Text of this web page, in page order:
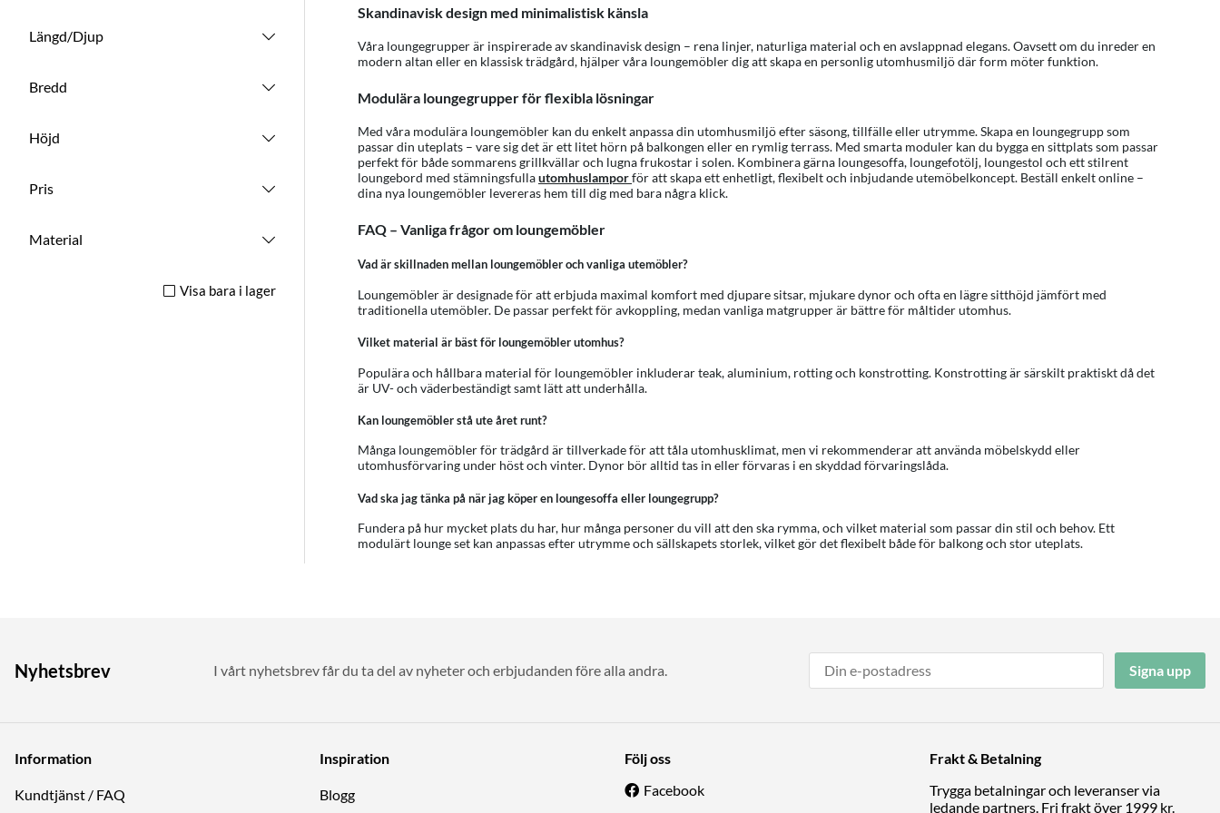
Längd/Djup
Bredd
Höjd
Pris
Material
Visa bara i lager
Skandinavisk design med minimalistisk känsla
Våra loungegrupper är inspirerade av skandinavisk design – rena linjer, naturliga material och en avslappnad elegans. Oavsett om du inreder en
modern altan eller en klassisk trädgård, hjälper våra loungemöbler dig att skapa en personlig utomhusmiljö där form möter funktion.
Modulära loungegrupper för flexibla lösningar
Med våra modulära loungemöbler kan du enkelt anpassa din utomhusmiljö efter säsong, tillfälle eller utrymme. Skapa en loungegrupp som
passar din uteplats – vare sig det är ett litet hörn på balkongen eller en rymlig terrass. Med smarta moduler kan du bygga en sittplats som passar
perfekt för både sommarens grillkvällar och lugna frukostar i solen. Kombinera gärna loungesoffa, loungefotölj, loungestol och ett stilrent
loungebord med stämningsfullautomhuslamporför att skapa ett enhetligt, flexibelt och inbjudande utemöbelkoncept. Beställ enkelt online –
dina nya loungemöbler levereras hem till dig med bara några klick.
FAQ – Vanliga frågor om loungemöbler
Vad är skillnaden mellan loungemöbler och vanliga utemöbler?
Loungemöbler är designade för att erbjuda maximal komfort med djupare sitsar, mjukare dynor och ofta en lägre sitthöjd jämfört med
traditionella utemöbler. De passar perfekt för avkoppling, medan vanliga matgrupper är bättre för måltider utomhus.
Vilket material är bäst för loungemöbler utomhus?
Populära och hållbara material för loungemöbler inkluderar teak, aluminium, rotting och konstrotting. Konstrotting är särskilt praktiskt då det
är UV- och väderbeständigt samt lätt att underhålla.
Kan loungemöbler stå ute året runt?
Många loungemöbler för trädgård är tillverkade för att tåla utomhusklimat, men vi rekommenderar att använda möbelskydd eller
utomhusförvaring under höst och vinter. Dynor bör alltid tas in eller förvaras i en skyddad förvaringslåda.
Vad ska jag tänka på när jag köper en loungesoffa eller loungegrupp?
Fundera på hur mycket plats du har, hur många personer du vill att den ska rymma, och vilket material som passar din stil och behov. Ett
modulärt lounge set kan anpassas efter utrymme och sällskapets storlek, vilket gör det flexibelt både för balkong och stor uteplats.
Nyhetsbrev I vårt nyhetsbrev får du ta del av nyheter och erbjudanden före alla andra. Signa upp
Information
Kundtjänst / FAQ
Inspiration
Blogg
Följ oss
Facebook
Frakt & Betalning
Trygga betalningar och leveranser via
ledande partners. Fri frakt över 1999 kr.